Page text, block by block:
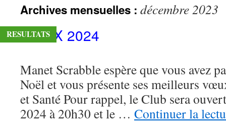
contenu
Archives mensuelles : décembre 2023
VŒUX 2024
Manet Scrabble espère que vous avez
Noël et vous présente ses meilleurs
et Santé Pour rappel, le Club sera
2024 à 20h30 et le … Continuer la
RESULTATS